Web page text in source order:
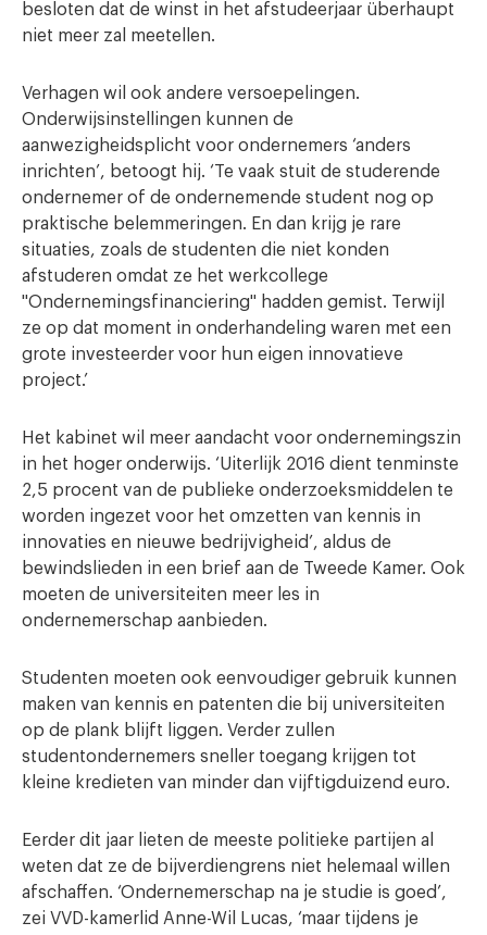
besloten dat de winst in het afstudeerjaar überhaupt
niet meer zal meetellen.
Verhagen wil ook andere versoepelingen.
Onderwijsinstellingen kunnen de
aanwezigheidsplicht voor ondernemers ‘anders
inrichten’, betoogt hij. ‘Te vaak stuit de studerende
ondernemer of de ondernemende student nog op
praktische belemmeringen. En dan krijg je rare
situaties, zoals de studenten die niet konden
afstuderen omdat ze het werkcollege
"Ondernemingsfinanciering" hadden gemist. Terwijl
ze op dat moment in onderhandeling waren met een
grote investeerder voor hun eigen innovatieve
project.’
Het kabinet wil meer aandacht voor ondernemingszin
in het hoger onderwijs. ‘Uiterlijk 2016 dient tenminste
2,5 procent van de publieke onderzoeksmiddelen te
worden ingezet voor het omzetten van kennis in
innovaties en nieuwe bedrijvigheid’, aldus de
bewindslieden in een brief aan de Tweede Kamer. Ook
moeten de universiteiten meer les in
ondernemerschap aanbieden.
Studenten moeten ook eenvoudiger gebruik kunnen
maken van kennis en patenten die bij universiteiten
op de plank blijft liggen. Verder zullen
studentondernemers sneller toegang krijgen tot
kleine kredieten van minder dan vijftigduizend euro.
Eerder dit jaar lieten de meeste politieke partijen al
weten dat ze de bijverdiengrens niet helemaal willen
afschaffen. ‘Ondernemerschap na je studie is goed’,
zei VVD-kamerlid Anne-Wil Lucas, ‘maar tijdens je